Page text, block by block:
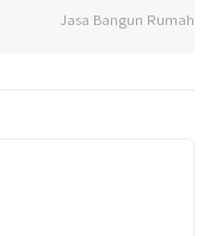
Jasa Bangun Rumah